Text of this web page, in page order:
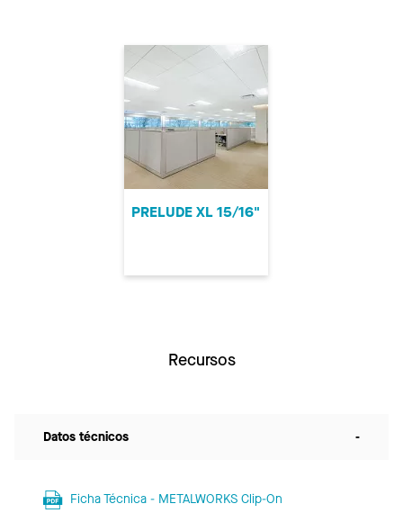
PRELUDE XL 15/16"
Recursos
Datos técnicos -
Ficha Técnica - METALWORKS Clip-On